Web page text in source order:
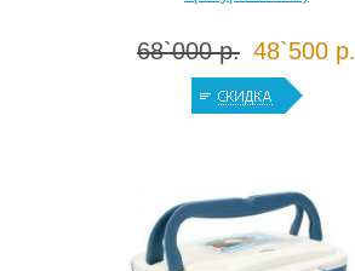
68`000 р. 48`500 р.